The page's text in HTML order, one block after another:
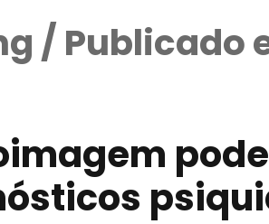
/ Publicado